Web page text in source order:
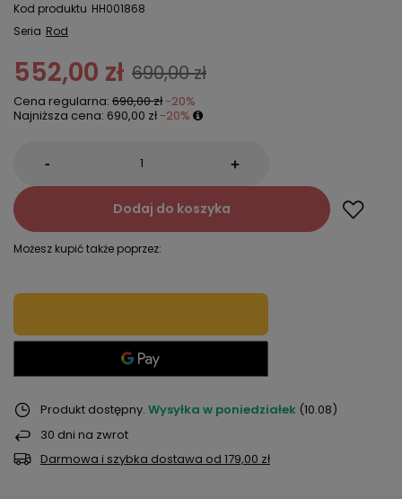
Kod produktu HH001868
Seria Rod
552,00 zł 690,00 zł
Cena regularna: 690,00 zł -20%
Najniższa cena: 690,00 zł -20%
- +
Dodaj do koszyka
Możesz kupić także poprzez:
Produkt dostępny Wysyłka w poniedziałek (10.08)
30 dni na zwrot
Darmowa i szybka dostawa od 179,00 zł